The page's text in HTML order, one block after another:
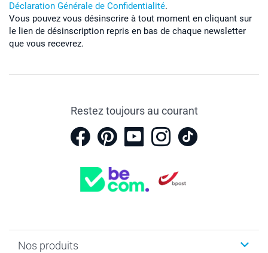
Déclaration Générale de Confidentialité.
Vous pouvez vous désinscrire à tout moment en cliquant sur
le lien de désinscription repris en bas de chaque newsletter
que vous recevrez.
Restez toujours au courant
Nos produits